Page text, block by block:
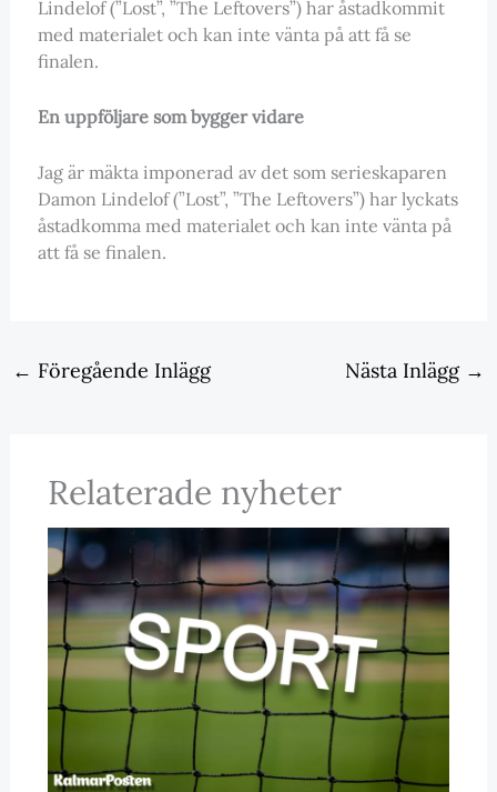
Lindelof (”Lost”, ”The Leftovers”) har åstadkommit
med materialet och kan inte vänta på att få se
finalen.
En uppföljare som bygger vidare
Jag är mäkta imponerad av det som serieskaparen
Damon Lindelof (”Lost”, ”The Leftovers”) har lyckats
åstadkomma med materialet och kan inte vänta på
att få se finalen.
← Föregående Inlägg Nästa Inlägg →
Relaterade nyheter